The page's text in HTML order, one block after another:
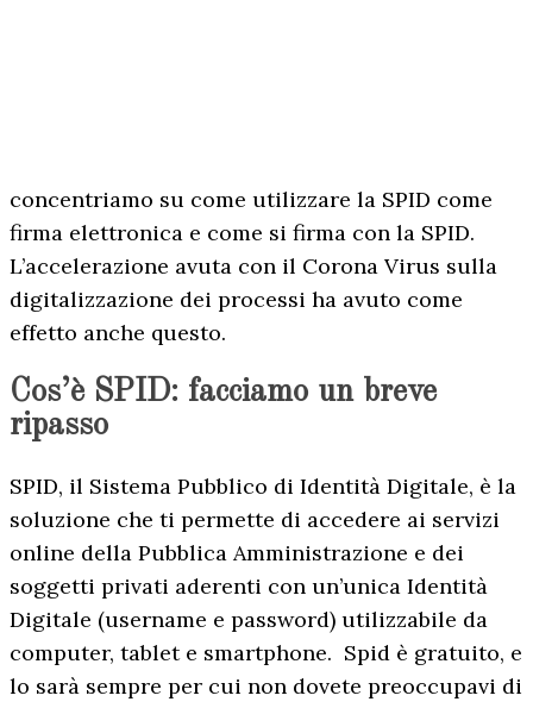
concentriamo su come utilizzare la SPID come
firma elettronica e come si firma con la SPID.
L’accelerazione avuta con il Corona Virus sulla
digitalizzazione dei processi ha avuto come
effetto anche questo.
Cos’è SPID: facciamo un breve
ripasso
SPID, il Sistema Pubblico di Identità Digitale, è la
soluzione che ti permette di accedere ai servizi
online della Pubblica Amministrazione e dei
soggetti privati aderenti con un’unica Identità
Digitale (username e password) utilizzabile da
computer, tablet e smartphone. Spid è gratuito, e
lo sarà sempre per cui non dovete preoccupavi di